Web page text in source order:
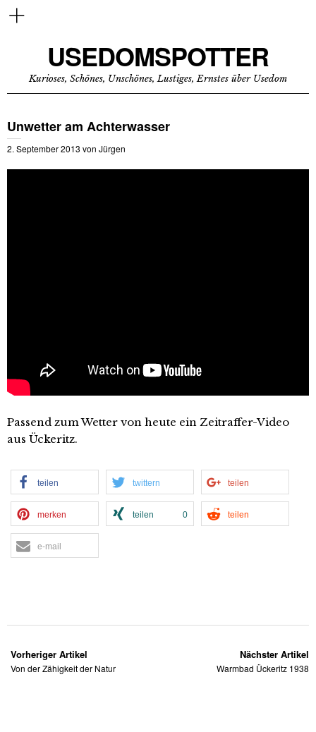
USEDOMSPOTTER
Kurioses, Schönes, Unschönes, Lustiges, Ernstes über Usedom
Unwetter am Achterwasser
2. September 2013 von Jürgen
Passend zum Wetter von heute ein Zeitraffer-Video
aus Ückeritz.
teilen twittern teilen
merken teilen 0 teilen
e-mail
Vorheriger Artikel
Von der Zähigkeit der Natur
Nächster Artikel
Warmbad Ückeritz 1938